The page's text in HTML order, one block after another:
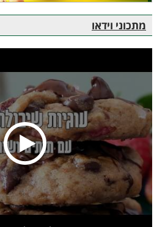
מתכוני וידאו